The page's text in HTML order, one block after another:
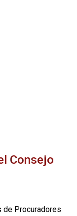
Consejo
de Procuradores